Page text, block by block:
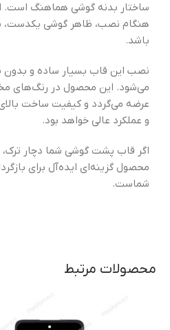
ساختار بدنه گوشی هماهنگ است.
هنگام نصب، ظاهر گوشی یکدست،
باشد.
نصب این قاب بسیار ساده و بدون
می‌شود. این محصول در رنگ‌های
عرضه می‌گردد و کیفیت ساخت
و عملکرد عالی خواهد بود.
اگر قاب پشت گوشی شما دچار
محصول گزینه‌ای ایده‌آل برای
شماست.
محصولات مرتبط